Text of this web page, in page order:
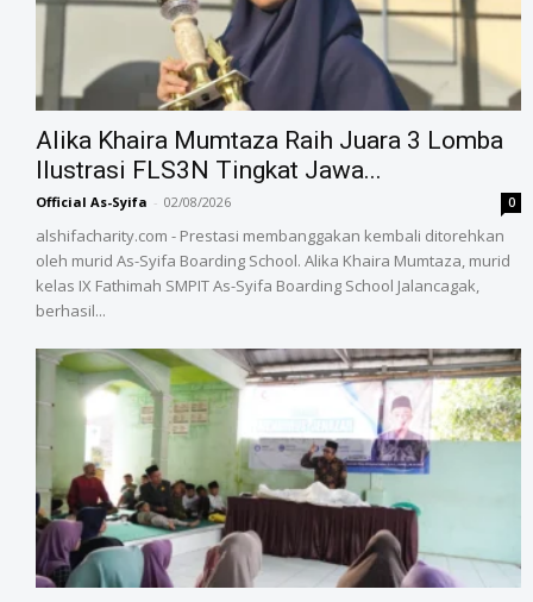
Alika Khaira Mumtaza Raih Juara 3 Lomba
Ilustrasi FLS3N Tingkat Jawa...
Official As-Syifa - 02/08/2026 0
alshifacharity.com - Prestasi membanggakan kembali ditorehkan
oleh murid As-Syifa Boarding School. Alika Khaira Mumtaza, murid
kelas IX Fathimah SMPIT As-Syifa Boarding School Jalancagak,
berhasil...